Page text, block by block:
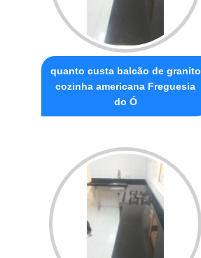
quanto custa balcão de granito
cozinha americana Freguesia
do Ó